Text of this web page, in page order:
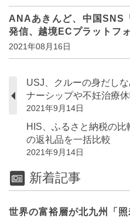
ANAあきんど、中国SNS
発信、越境ECプラットフ
2021年08月16日
USJ、クルーの身だし
ナーシップや不妊治療
2021年9月14日
HIS、ふるさと納税の
の返礼品を一括比較
2021年9月14日
新着記事
世界の富裕層が北九州「